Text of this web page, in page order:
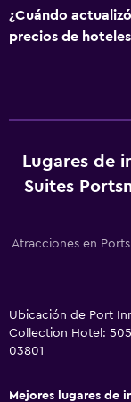
Zona de trabajo
Clases de cocina
Zona de estar
Check-out exprés
¿Cuándo
precios de
Lugares de
Suites
Atracciones en
Ubicación de Port
Collection Hotel:
03801
Mejores lugares de